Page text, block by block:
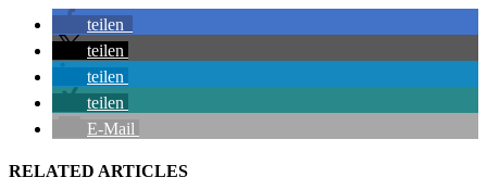
teilen
teilen
teilen
teilen
E-Mail
RELATED ARTICLES